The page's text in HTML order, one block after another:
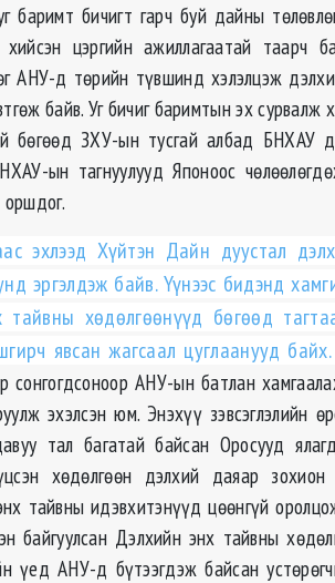
баримт бичигт гарч буй дайны
цэргийн ажиллагаатай таарч
АНУ-д төрийн түвшинд хэлэлцэж
байв. Уг бичиг баримтын эх сурвалж
бөгөөд ЗХУ-ын тусгай албад БНХАУ
ын тагнуулууд Японоос
оршдог.
эхлээд Хүйтэн Дайн дуустал
эргэлдэж байв. Үүнээс бидэнд
хөдөлгөөнүүд бөгөөд
явсан жагсаал цуглаанууд байх.
сонгогдсоноор АНУ-ын батлан
эхэлсэн юм. Энэхүү зэвсэглэлийн
тал багатай байсан Оросууд
хөдөлгөөн дэлхий даяар
тайвны идэвхитэнүүд цөөнгүй
байгуулсан Дэлхийн энх тайвны
үед АНУ-д бүтээгдэж байсан